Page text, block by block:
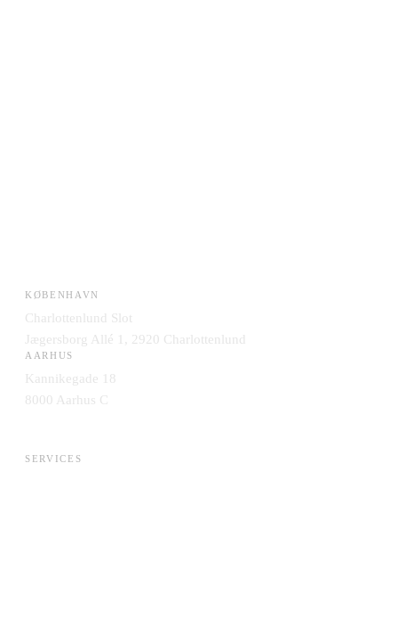
KØBENHAVN
Charlottenlund Slot
Jægersborg Allé 1, 2920 Charlottenlund
AARHUS
Kannikegade 18
8000 Aarhus C
SERVICES